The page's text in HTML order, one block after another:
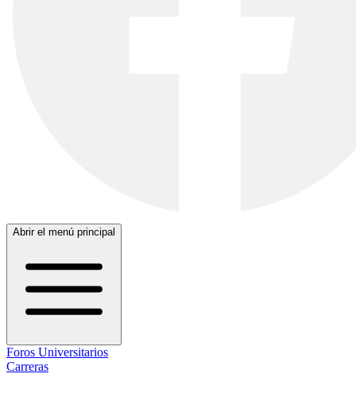
Abrir el menú principal
Foros Universitarios
Carreras